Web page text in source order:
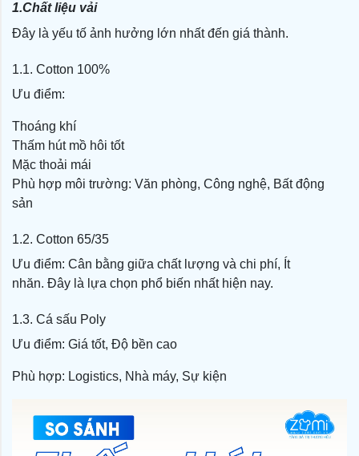
1.Chất liệu vải
Đây là yếu tố ảnh hưởng lớn nhất đến giá thành.
1.1. Cotton 100%
Ưu điểm:
Thoáng khí
Thấm hút mồ hôi tốt
Mặc thoải mái
Phù hợp môi trường: Văn phòng, Công nghệ, Bất động
sản
1.2. Cotton 65/35
Ưu điểm: Cân bằng giữa chất lượng và chi phí, Ít
nhăn. Đây là lựa chọn phổ biến nhất hiện nay.
1.3. Cá sấu Poly
Ưu điểm: Giá tốt, Độ bền cao
Phù hợp: Logistics, Nhà máy, Sự kiện